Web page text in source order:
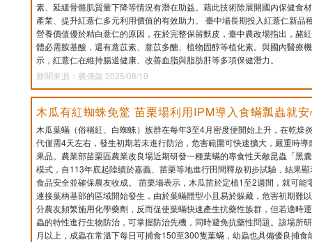
素、延緩骨骼肌質量下降等情況有潛在助益。藉此技術除展開國內保健食
產業、提升紅薏仁多元利用價值的有效助力。 臺中場長期投入紅薏仁新品
營養價值優於精白薏仁的原因，在於完整保留麩皮，臺中農改場指出，赭
體必需胺基酸，還有薏苡素、薏苡多醣、植物固醇等植化素。與國內醫療
示，紅薏仁在維持腸道健康、改善血脂與脂肪肝等多項保健潛力。
新聞來源：農傳媒 2025/08/19
木瓜有紅蜘蛛免驚 苗栗場利用IPM導入食蟎瓢蟲就
木瓜葉蟎（俗稱紅、白蜘蛛）族群在每年3至4月密度便開始上升，在乾燥
代僅需4天左右，發生初期若未進行防治，危害範圍可快速擴大，嚴重時
果品。農業部苗栗區農業改良場近期研發一種葉蟎的專食性天敵昆蟲「黑
模式，自113年底起陸續於嘉義、苗栗等地進行田間釋放初步試驗，結果
食品安全並確保農友收成。 苗栗場表示，木瓜苗於定植1至2週間，就可能
連接葉柄基部的區域開始發生，由於葉蟎體型小且易於躲藏，危害初期難
分農友頻繁施用化學藥劑，反而促使葉蟎快速產生抗藥性族群，但若適時
蟲的特性進行生物防治，可掌握防治先機，同時避免抗藥性問題。該場所
月以上，成蟲在常溫下每日可捕食150至300隻葉蟎，幼蟲也具備優良捕